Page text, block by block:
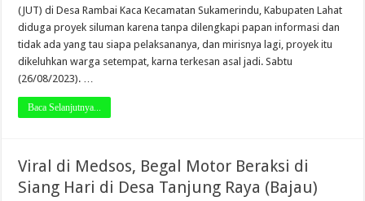
(JUT) di Desa Rambai Kaca Kecamatan Sukamerindu, Kabupaten Lahat
diduga proyek siluman karena tanpa dilengkapi papan informasi dan
tidak ada yang tau siapa pelaksananya, dan mirisnya lagi, proyek itu
dikeluhkan warga setempat, karna terkesan asal jadi. Sabtu
(26/08/2023). …
Baca Selanjutnya...
Viral di Medsos, Begal Motor Beraksi di
Siang Hari di Desa Tanjung Raya (Bajau)